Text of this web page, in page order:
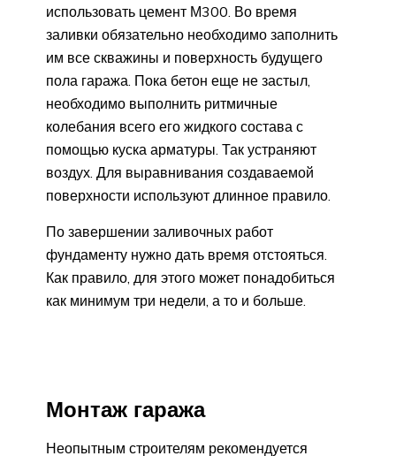
использовать цемент М300. Во время
заливки обязательно необходимо заполнить
им все скважины и поверхность будущего
пола гаража. Пока бетон еще не застыл,
необходимо выполнить ритмичные
колебания всего его жидкого состава с
помощью куска арматуры. Так устраняют
воздух. Для выравнивания создаваемой
поверхности используют длинное правило.
По завершении заливочных работ
фундаменту нужно дать время отстояться.
Как правило, для этого может понадобиться
как минимум три недели, а то и больше.
Монтаж гаража
Неопытным строителям рекомендуется